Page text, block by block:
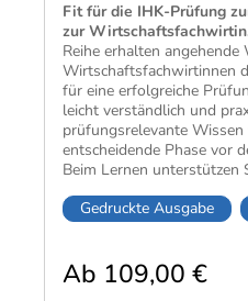
Fit für die IHK-Prüfung
zur
Reihe erhalten
Wirtschafts­fach­wirtinnen
für eine erfolg­reiche
leicht ver­ständlich und
prüfungs­relevante
ent­scheidende Phase vor
Beim Lernen unter­stützen
Gedruckte Ausgabe
Ab 109,00 €